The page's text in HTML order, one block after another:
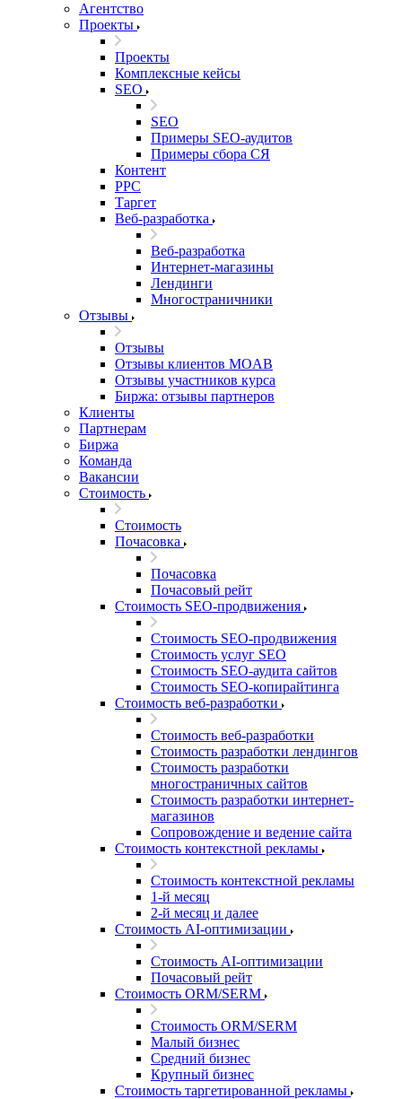
Агентство
Проекты
Проекты
Комплексные кейсы
SEO
SEO
Примеры SEO-аудитов
Примеры сбора СЯ
Контент
PPC
Таргет
Веб-разработка
Веб-разработка
Интернет-магазины
Лендинги
Многостраничники
Отзывы
Отзывы
Отзывы клиентов MOAB
Отзывы участников курса
Биржа: отзывы партнеров
Клиенты
Партнерам
Биржа
Команда
Вакансии
Стоимость
Стоимость
Почасовка
Почасовка
Почасовый рейт
Стоимость SEO-продвижения
Стоимость SEO-продвижения
Стоимость услуг SEO
Стоимость SEO-аудита сайтов
Стоимость SEO-копирайтинга
Стоимость веб-разработки
Стоимость веб-разработки
Стоимость разработки лендингов
Стоимость разработки
многостраничных сайтов
Стоимость разработки интернет-
магазинов
Сопровождение и ведение сайта
Стоимость контекстной рекламы
Стоимость контекстной рекламы
1-й месяц
2-й месяц и далее
Стоимость AI-оптимизации
Стоимость AI-оптимизации
Почасовый рейт
Стоимость ORM/SERM
Стоимость ORM/SERM
Малый бизнес
Средний бизнес
Крупный бизнес
Стоимость таргетированной рекламы